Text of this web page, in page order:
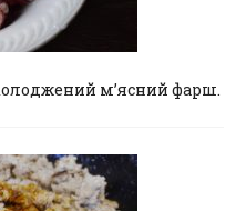
м’ясний фарш.